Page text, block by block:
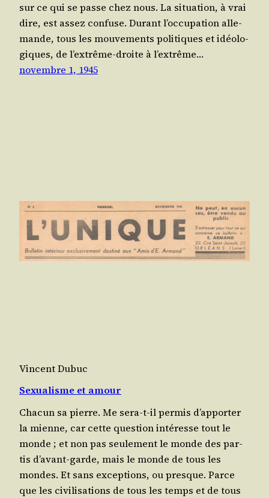
sur ce qui se passe chez nous. La situa­tion, à vrai
dire, est assez confuse. Durant l’oc­cu­pa­tion alle­
mande, tous les mou­ve­ments poli­tiques et idéo­lo­
giques, de l’ex­trême-droite à l’ex­trême…
novembre 1, 1945
Vincent Dubuc
Sexualisme et amour
Cha­cun sa pierre. Me sera-t-il per­mis d’ap­por­ter
la mienne, car cette ques­tion inté­resse tout le
monde ; et non pas seule­ment le monde des par­
tis d’a­vant-garde, mais le monde de tous les
mondes. Et sans excep­tions, ou presque. Parce
que les civi­li­sa­tions de tous les temps et de tous